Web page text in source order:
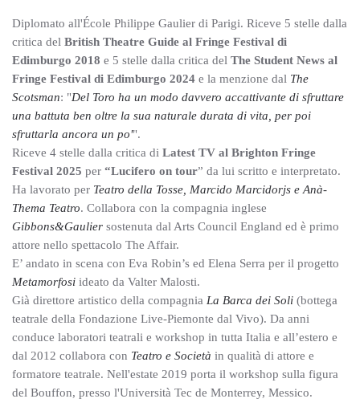
Diplomato all'École Philippe Gaulier di Parigi. Riceve 5 stelle dalla
critica del British Theatre Guide al Fringe Festival di
Edimburgo 2018 e 5 stelle dalla critica del The Student News al
Fringe Festival di Edimburgo 2024 e la menzione dal The
Scotsman: "Del Toro ha un modo davvero accattivante di sfruttare
una battuta ben oltre la sua naturale durata di vita, per poi
sfruttarla ancora un po'".
Riceve 4 stelle dalla critica di Latest TV al Brighton Fringe
Festival 2025 per “Lucifero on tour” da lui scritto e interpretato.
Ha lavorato per Teatro della Tosse, Marcido Marcidorjs e Anà-
Thema Teatro. Collabora con la compagnia inglese
Gibbons&Gaulier sostenuta dal Arts Council England ed è primo
attore nello spettacolo The Affair.
E’ andato in scena con Eva Robin’s ed Elena Serra per il progetto
Metamorfosi ideato da Valter Malosti.
Già direttore artistico della compagnia La Barca dei Soli (bottega
teatrale della Fondazione Live-Piemonte dal Vivo). Da anni
conduce laboratori teatrali e workshop in tutta Italia e all’estero e
dal 2012 collabora con Teatro e Società in qualità di attore e
formatore teatrale. Nell'estate 2019 porta il workshop sulla figura
del Bouffon, presso l'Università Tec de Monterrey, Messico.